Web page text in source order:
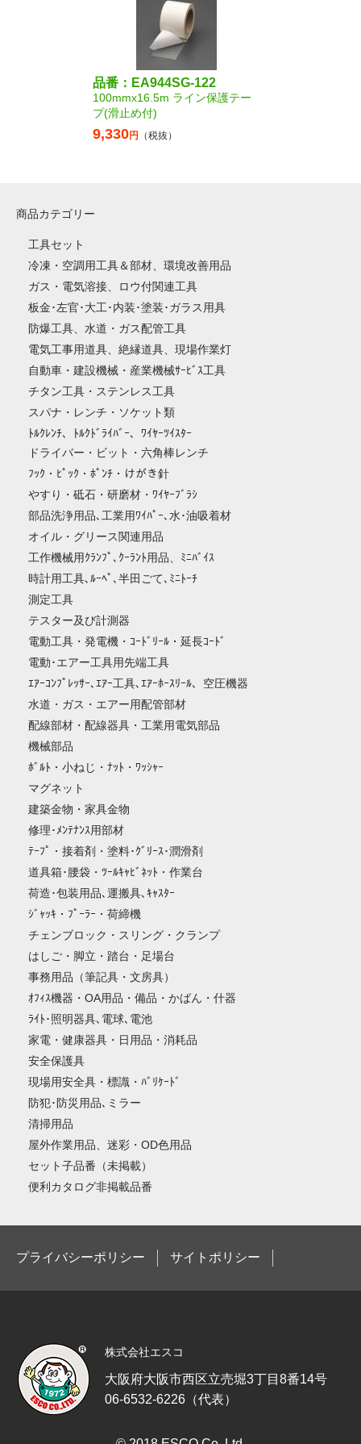
品番：EA944SG-122
100mmx16.5m ライン保護テー
プ(滑止め付)
9,330円 （税抜）
商品カテゴリー
工具セット
冷凍・空調用工具＆部材、環境改善用品
ガス・電気溶接、ロウ付関連工具
板金･左官･大工･内装･塗装･ガラス用具
防爆工具、水道・ガス配管工具
電気工事用道具、絶縁道具、現場作業灯
自動車・建設機械・産業機械ｻｰﾋﾞｽ工具
チタン工具・ステンレス工具
スパナ・レンチ・ソケット類
ﾄﾙｸﾚﾝﾁ、ﾄﾙｸﾄﾞﾗｲﾊﾞｰ、ﾜｲﾔｰﾂｲｽﾀｰ
ドライバー・ビット・六角棒レンチ
ﾌｯｸ・ﾋﾟｯｸ・ﾎﾟﾝﾁ・けがき針
やすり・砥石・研磨材・ﾜｲﾔｰﾌﾞﾗｼ
部品洗浄用品､工業用ﾜｲﾊﾟｰ､水･油吸着材
オイル・グリース関連用品
工作機械用ｸﾗﾝﾌﾟ､ｸｰﾗﾝﾄ用品、ﾐﾆﾊﾞｲｽ
時計用工具､ﾙｰﾍﾟ､半田ごて､ﾐﾆﾄｰﾁ
測定工具
テスター及び計測器
電動工具・発電機・ｺｰﾄﾞﾘｰﾙ・延長ｺｰﾄﾞ
電動･エアー工具用先端工具
ｴｱｰｺﾝﾌﾟﾚｯｻｰ､ｴｱｰ工具､ｴｱｰﾎｰｽﾘｰﾙ、空圧機器
水道・ガス・エアー用配管部材
配線部材・配線器具・工業用電気部品
機械部品
ﾎﾞﾙﾄ・小ねじ・ﾅｯﾄ・ﾜｯｼｬｰ
マグネット
建築金物・家具金物
修理･ﾒﾝﾃﾅﾝｽ用部材
ﾃｰﾌﾟ・接着剤・塗料･ｸﾞﾘｰｽ･潤滑剤
道具箱･腰袋・ﾂｰﾙｷｬﾋﾞﾈｯﾄ・作業台
荷造･包装用品､運搬具､ｷｬｽﾀｰ
ｼﾞｬｯｷ・ﾌﾟｰﾗｰ・荷締機
チェンブロック・スリング・クランプ
はしご・脚立・踏台・足場台
事務用品（筆記具・文房具）
ｵﾌｨｽ機器・OA用品・備品・かばん・什器
ﾗｲﾄ･照明器具､電球､電池
家電・健康器具・日用品・消耗品
安全保護具
現場用安全具・標識・ﾊﾞﾘｹｰﾄﾞ
防犯･防災用品､ミラー
清掃用品
屋外作業用品、迷彩・OD色用品
セット子品番（未掲載）
便利カタログ非掲載品番
プライバシーポリシー サイトポリシー
株式会社エスコ
大阪府大阪市西区立売堀3丁目8番14号
06-6532-6226（代表）